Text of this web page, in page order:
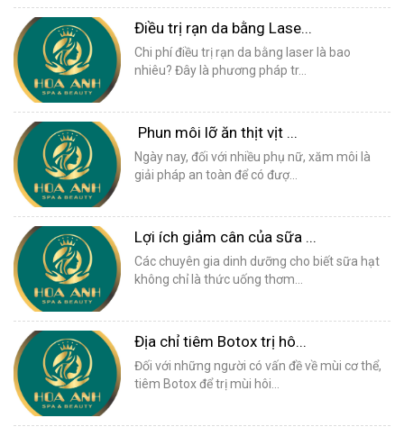
Điều trị rạn da bằng Lase...
Chi phí điều trị rạn da bằng laser là bao
nhiêu? Đây là phương pháp tr...
Phun môi lỡ ăn thịt vịt ...
Ngày nay, đối với nhiều phụ nữ, xăm môi là
giải pháp an toàn để có đượ...
Lợi ích giảm cân của sữa ...
Các chuyên gia dinh dưỡng cho biết sữa hạt
không chỉ là thức uống thơm...
Địa chỉ tiêm Botox trị hô...
Đối với những người có vấn đề về mùi cơ thể,
tiêm Botox để trị mùi hôi...